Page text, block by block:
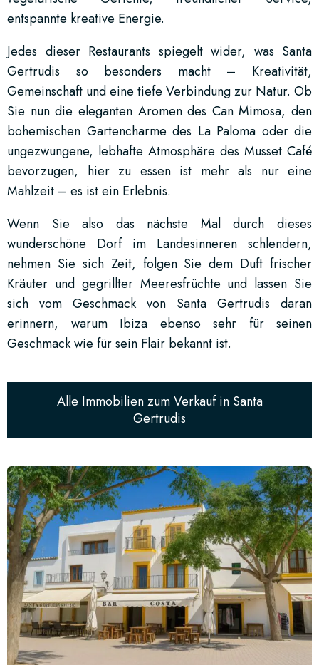
entspannte kreative Energie.
Jedes dieser Restaurants spiegelt wider, was Santa
Gertrudis so besonders macht – Kreativität,
Gemeinschaft und eine tiefe Verbindung zur Natur. Ob
Sie nun die eleganten Aromen des Can Mimosa, den
bohemischen Gartencharme des La Paloma oder die
ungezwungene, lebhafte Atmosphäre des Musset Café
bevorzugen, hier zu essen ist mehr als nur eine
Mahlzeit – es ist ein Erlebnis.
Wenn Sie also das nächste Mal durch dieses
wunderschöne Dorf im Landesinneren schlendern,
nehmen Sie sich Zeit, folgen Sie dem Duft frischer
Kräuter und gegrillter Meeresfrüchte und lassen Sie
sich vom Geschmack von Santa Gertrudis daran
erinnern, warum Ibiza ebenso sehr für seinen
Geschmack wie für sein Flair bekannt ist.
Alle Immobilien zum Verkauf in Santa
Gertrudis